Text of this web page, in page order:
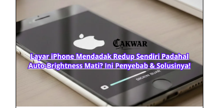
MAKI Soroti Penahanan Eks Jampidsus Febrie Adriansyah Tanpa Rompi Pink
Babak Baru Kasus Febrie Adriansyah, Rencana Praperadilan Penyitaan Emas dan Uang Tunai Jadi Sorotan
Baterai Apple Watch Cepat Boros? Ini Penyebab dan Cara Mengatasinya
HP Huawei Cepat Panas? Ini Penyebab Utama dan Cara Mengatasinya